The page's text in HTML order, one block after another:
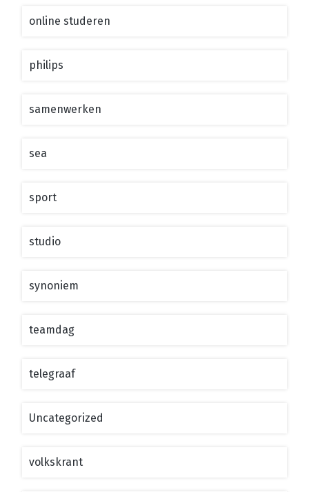
online studeren
philips
samenwerken
sea
sport
studio
synoniem
teamdag
telegraaf
Uncategorized
volkskrant